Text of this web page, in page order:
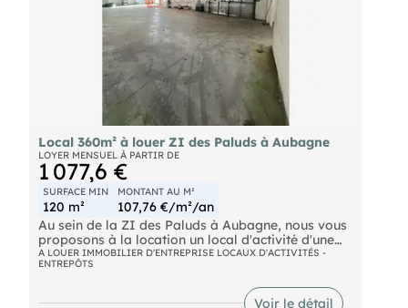
Local 360m² à louer ZI des Paluds à Aubagne
LOYER MENSUEL À PARTIR DE
1 077,6 €
SURFACE MIN
120 m²
MONTANT AU M²
107,76 €/m²/an
Au sein de la ZI des Paluds à Aubagne, nous vous
proposons à la location un local d'activité d'une
surface totale d'environ 360 m2 divisible à partir
de 120 m² comprenant un espace de stockage,
bureaux (30m²) et sanitaire.Local climatisé.
A LOUER IMMOBILIER D'ENTREPRISE LOCAUX D'ACTIVITÉS -
ENTREPÔTS
Voir le détail